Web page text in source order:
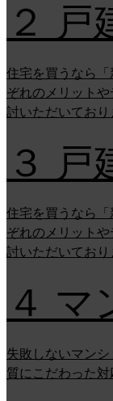
２ 戸
住宅を買うなら
ぞれのメリット
討いただいており
３ 戸
住宅を買うなら
ぞれのメリット
討いただいており
４ マ
失敗しないマン
質にこだわった対